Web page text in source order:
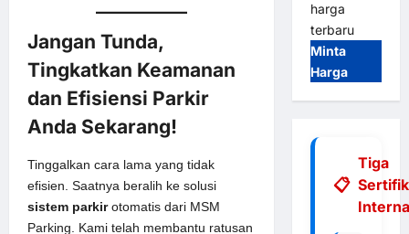
Jangan Tunda,
Tingkatkan Keamanan
dan Efisiensi Parkir
Anda Sekarang!
Tinggalkan cara lama yang tidak
efisien. Saatnya beralih ke solusi
sistem parkirotomatis dari MSM
Parking. Kami telah membantu ratusan
harga
terbaru
Minta
Harga
Tiga